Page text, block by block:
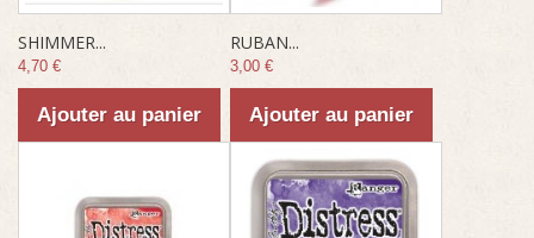
SHIMMER...
4,70 €
Ajouter au panier
RUBAN...
3,00 €
Ajouter au panier